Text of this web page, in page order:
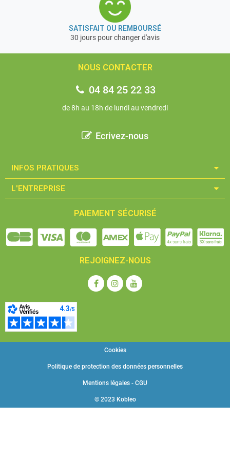
SATISFAIT OU REMBOURSÉ
30 jours pour changer d'avis
NOUS CONTACTER
04 84 25 22 33
de 8h au 18h de lundi au vendredi
Ecrivez-nous
INFOS PRATIQUES​
L'ENTREPRISE​
PAIEMENT SÉCURISÉ
REJOIGNEZ-NOUS
© 2023 Kobleo
Mentions légales - CGU
Politique de protection des données personnelles
Cookies